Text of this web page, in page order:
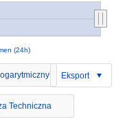
(24h)
Eksport
Techniczna